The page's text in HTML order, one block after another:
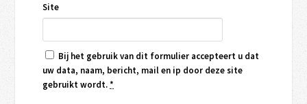
Site
Bij het gebruik van dit formulier accepteert u dat
uw data, naam, bericht, mail en ip door deze site
gebruikt wordt.*